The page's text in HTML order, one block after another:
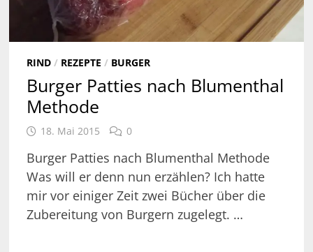
RIND/ REZEPTE / BURGER
Burger Patties nach Blumenthal
Methode
18. Mai 2015 0
Burger Patties nach Blumenthal Methode
Was will er denn nun erzählen? Ich hatte
mir vor einiger Zeit zwei Bücher über die
Zubereitung von Burgern zugelegt. …